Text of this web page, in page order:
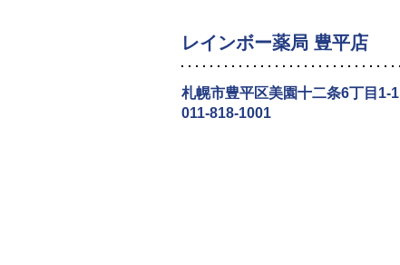
レインボー薬局 豊平店
札幌市豊平区美園十二条6丁目1-1
011-818-1001